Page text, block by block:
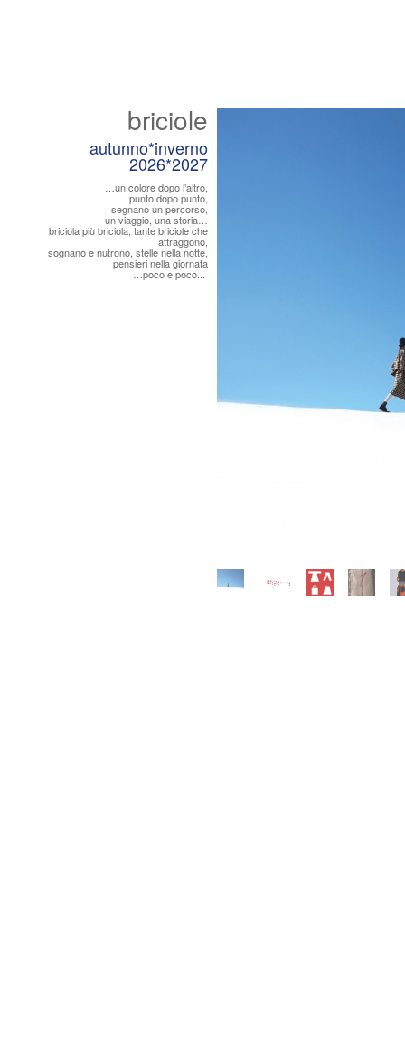
briciole
autunno*inverno
2026*2027
…un colore dopo l’altro,
punto dopo punto,
segnano un percorso,
un viaggio, una storia…
briciola più briciola, tante briciole che
attraggono,
sognano e nutrono, stelle nella notte,
pensieri nella giornata
…poco e poco...